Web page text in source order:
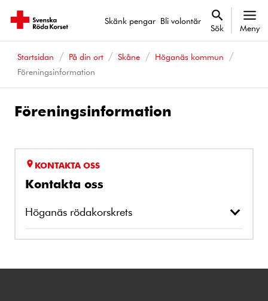
Skänk pengar Bli volontär
Sök Meny
Startsidan På din ort Skåne
Höganäs kommun
Föreningsinformation
Föreningsinformation
KONTAKTA OSS
Kontakta oss
Höganäs rödakorskrets